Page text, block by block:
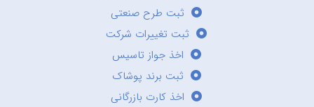
ثبت طرح صنعتی
ثبت تغییرات شرکت
اخذ جواز تاسیس
ثبت برند پوشاک
اخذ کارت بازرگانی